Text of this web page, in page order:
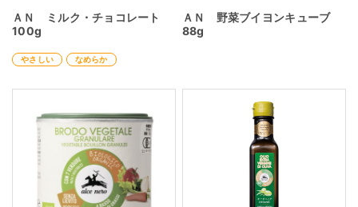
ＡＮ ミルク・チョコレート
100g
やさしい なめらか
ＡＮ 野菜ブイヨンキューブ
88g